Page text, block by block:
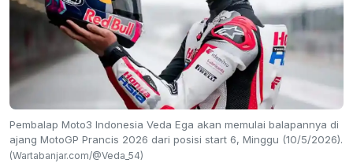
Pembalap Moto3 Indonesia Veda Ega akan memulai balapannya di
ajang MotoGP Prancis 2026 dari posisi start 6, Minggu (10/5/2026).
(Wartabanjar.com/@Veda_54)